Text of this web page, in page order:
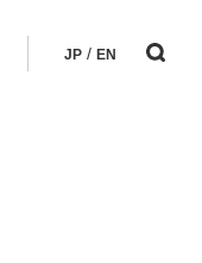
JP / EN